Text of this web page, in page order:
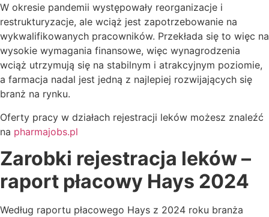
W okresie pandemii występowały reorganizacje i
restrukturyzacje, ale wciąż jest zapotrzebowanie na
wykwalifikowanych pracowników. Przekłada się to więc na
wysokie wymagania finansowe, więc wynagrodzenia
wciąż utrzymują się na stabilnym i atrakcyjnym poziomie,
a farmacja nadal jest jedną z najlepiej rozwijających się
branż na rynku.
Oferty pracy w działach rejestracji leków możesz znaleźć
na pharmajobs.pl
Zarobki rejestracja leków –
raport płacowy Hays 2024
Według raportu płacowego Hays z 2024 roku branża